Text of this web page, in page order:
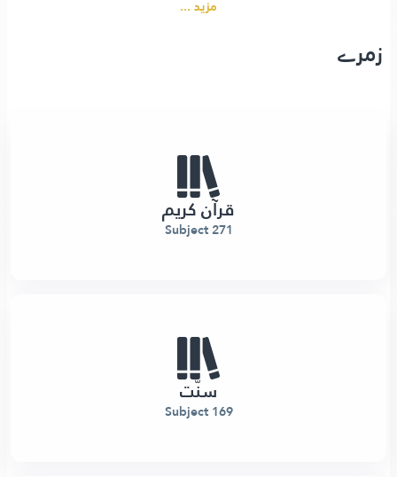
مزید ...
زمرے
قرآن کریم
271 Subject
سنّت
169 Subject